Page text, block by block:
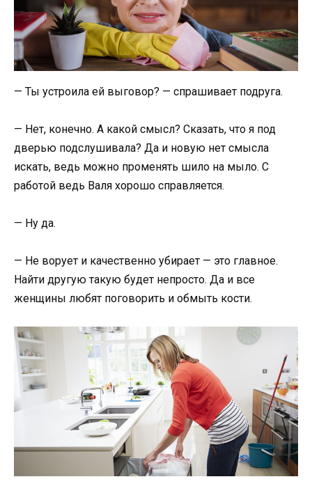
— Ты устроила ей выговор? — спрашивает подруга.
— Нет, конечно. А какой смысл? Сказать, что я под
дверью подслушивала? Да и новую нет смысла
искать, ведь можно променять шило на мыло. С
работой ведь Валя хорошо справляется.
— Ну да.
— Не ворует и качественно убирает — это главное.
Найти другую такую будет непросто. Да и все
женщины любят поговорить и обмыть кости.